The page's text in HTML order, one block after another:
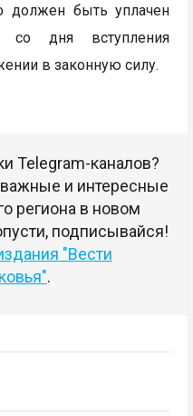
должен быть уплачен
дня вступления
в законную силу.
Telegram-каналов?
и интересные
региона в новом
подписывайся!
"Вести
.